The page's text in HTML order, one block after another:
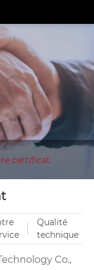
certificat
Qualité
technique
Co.,